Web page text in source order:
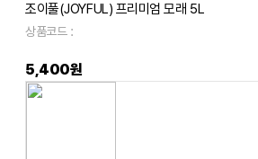
조이풀(JOYFUL) 프리미엄 모래 5L
상품코드 :
5,400원